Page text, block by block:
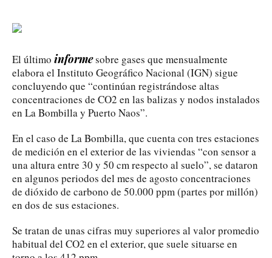
El último informesobre gases que mensualmente
elabora el Instituto Geográfico Nacional (IGN) sigue
concluyendo que “continúan registrándose altas
concentraciones de CO2 en las balizas y nodos instalados
en La Bombilla y Puerto Naos”.
En el caso de La Bombilla, que cuenta con tres estaciones
de medición en el exterior de las viviendas “con sensor a
una altura entre 30 y 50 cm respecto al suelo”, se dataron
en algunos periodos del mes de agosto concentraciones
de dióxido de carbono de 50.000 ppm (partes por millón)
en dos de sus estaciones.
Se tratan de unas cifras muy superiores al valor promedio
habitual del CO2 en el exterior, que suele situarse en